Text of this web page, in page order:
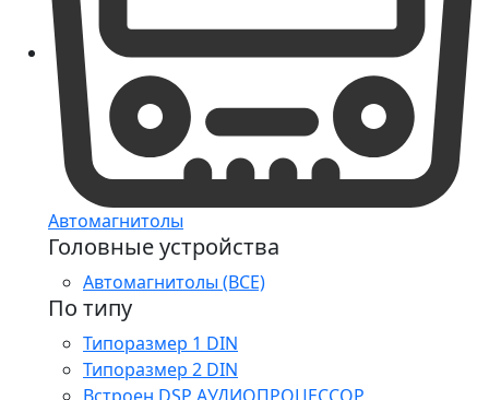
Автомагнитолы
Головные устройства
Автомагнитолы (ВСЕ)
По типу
Типоразмер 1 DIN
Типоразмер 2 DIN